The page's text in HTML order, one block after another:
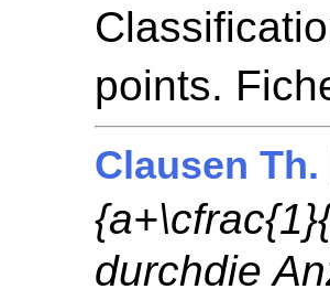
points.
Clausen Th.
durchdie